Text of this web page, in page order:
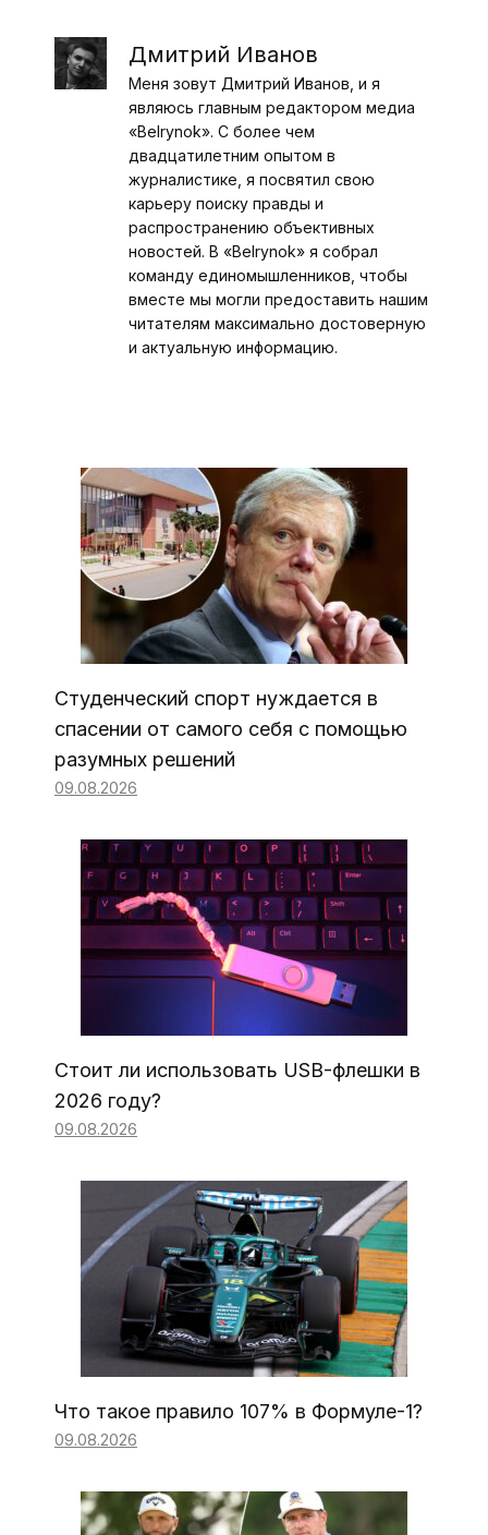
Дмитрий Иванов
Меня зовут Дмитрий Иванов, и я
являюсь главным редактором медиа
«Belrynok». С более чем
двадцатилетним опытом в
журналистике, я посвятил свою
карьеру поиску правды и
распространению объективных
новостей. В «Belrynok» я собрал
команду единомышленников, чтобы
вместе мы могли предоставить нашим
читателям максимально достоверную
и актуальную информацию.
Студенческий спорт нуждается в
спасении от самого себя с помощью
разумных решений
09.08.2026
Стоит ли использовать USB-флешки в
2026 году?
09.08.2026
Что такое правило 107% в Формуле-1?
09.08.2026